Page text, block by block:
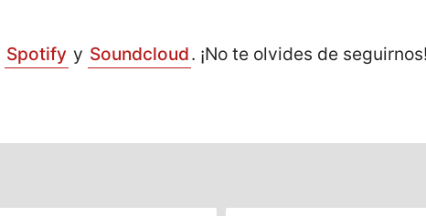
Spotify y Soundcloud. ¡No te olvides de